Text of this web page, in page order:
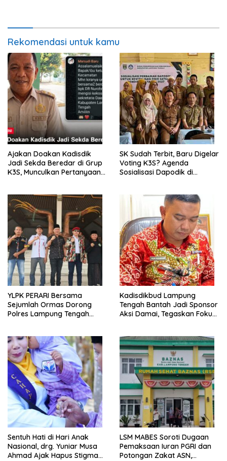
Rekomendasi untuk kamu
Ajakan Doakan Kadisdik
Jadi Sekda Beredar di Grup
K3S, Munculkan Pertanyaan
SK Sudah Terbit, Baru Digelar
Voting K3S? Agenda
Sosialisasi Dapodik di
YLPK PERARI Bersama
Sejumlah Ormas Dorong
Polres Lampung Tengah
Pelanggaran UU ITE
Kadisdikbud Lampung
Tengah Bantah Jadi Sponsor
Aksi Damai, Tegaskan Fokus
Sentuh Hati di Hari Anak
Nasional, drg. Yuniar Musa
Ahmad Ajak Hapus Stigma
LSM MABES Soroti Dugaan
Pemaksaan Iuran PGRI dan
Potongan Zakat ASN,